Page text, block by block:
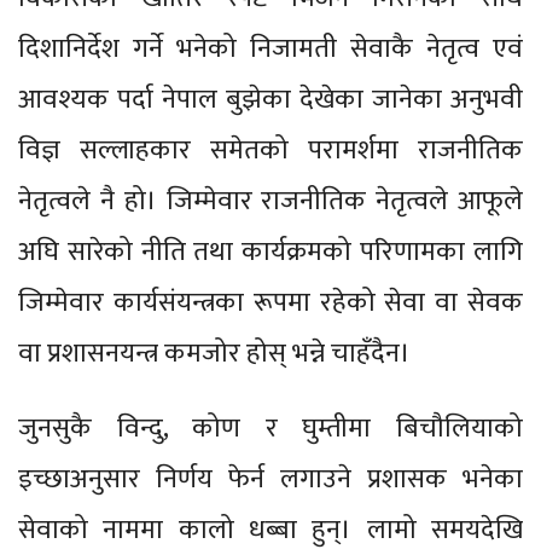
दिशानिर्देश गर्ने भनेको निजामती सेवाकै नेतृत्व एवं
आवश्यक पर्दा नेपाल बुझेका देखेका जानेका अनुभवी
विज्ञ सल्लाहकार समेतको परामर्शमा राजनीतिक
नेतृत्वले नै हो। जिम्मेवार राजनीतिक नेतृत्वले आफूले
अघि सारेको नीति तथा कार्यक्रमको परिणामका लागि
जिम्मेवार कार्यसंयन्त्रका रूपमा रहेको सेवा वा सेवक
वा प्रशासनयन्त्र कमजोर होस् भन्ने चाहँदैन।
जुनसुकै विन्दु, कोण र घुम्तीमा बिचौलियाको
इच्छाअनुसार निर्णय फेर्न लगाउने प्रशासक भनेका
सेवाको नाममा कालो धब्बा हुन्। लामो समयदेखि